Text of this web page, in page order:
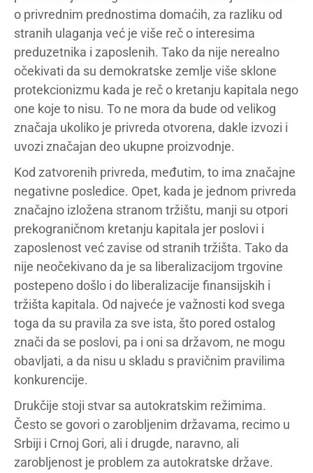
o privrednim prednostima domaćih, za razliku od
stranih ulaganja već je više reč o interesima
preduzetnika i zaposlenih. Tako da nije nerealno
očekivati da su demokratske zemlje više sklone
protekcionizmu kada je reč o kretanju kapitala nego
one koje to nisu. To ne mora da bude od velikog
značaja ukoliko je privreda otvorena, dakle izvozi i
uvozi značajan deo ukupne proizvodnje.
Kod zatvorenih privreda, međutim, to ima značajne
negativne posledice. Opet, kada je jednom privreda
značajno izložena stranom tržištu, manji su otpori
prekograničnom kretanju kapitala jer poslovi i
zaposlenost već zavise od stranih tržišta. Tako da
nije neočekivano da je sa liberalizacijom trgovine
postepeno došlo i do liberalizacije finansijskih i
tržišta kapitala. Od najveće je važnosti kod svega
toga da su pravila za sve ista, što pored ostalog
znači da se poslovi, pa i oni sa državom, ne mogu
obavljati, a da nisu u skladu s pravičnim pravilima
konkurencije.
Drukčije stoji stvar sa autokratskim režimima.
Često se govori o zarobljenim državama, recimo u
Srbiji i Crnoj Gori, ali i drugde, naravno, ali
zarobljenost je problem za autokratske države.